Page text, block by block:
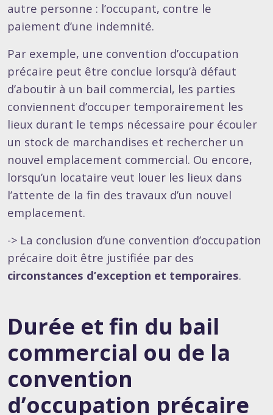
autre personne : l’occupant, contre le
paiement d’une indemnité.
Par exemple, une convention d’occupation
précaire peut être conclue lorsqu’à défaut
d’aboutir à un bail commercial, les parties
conviennent d’occuper temporairement les
lieux durant le temps nécessaire pour écouler
un stock de marchandises et rechercher un
nouvel emplacement commercial. Ou encore,
lorsqu’un locataire veut louer les lieux dans
l’attente de la fin des travaux d’un nouvel
emplacement.
-> La conclusion d’une convention d’occupation
précaire doit être justifiée par des
circonstances d’exception et temporaires.
Durée et fin du bail
commercial ou de la
convention
d’occupation précaire